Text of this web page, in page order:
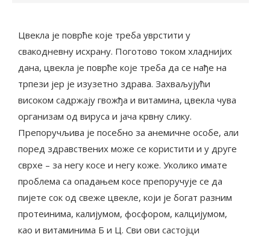
Цвекла је поврће које треба уврстити у
свакодневну исхрану. Поготово током хладнијих
дана, цвекла је поврће које треба да се нађе на
трпези јер је изузетно здрава. Захваљујући
високом садржају гвожђа и витамина, цвекла чува
организам од вируса и јача крвну слику.
Препоручљива је посебно за анемичне особе, али
поред здравствених може се користити и у друге
сврхе – за негу косе и негу коже. Уколико имате
проблема са опадањем косе препоручује се да
пијете сок од свеже цвекле, који је богат разним
протеинима, калијумом, фосфором, калцијумом,
као и витаминима Б и Ц. Сви ови састојци